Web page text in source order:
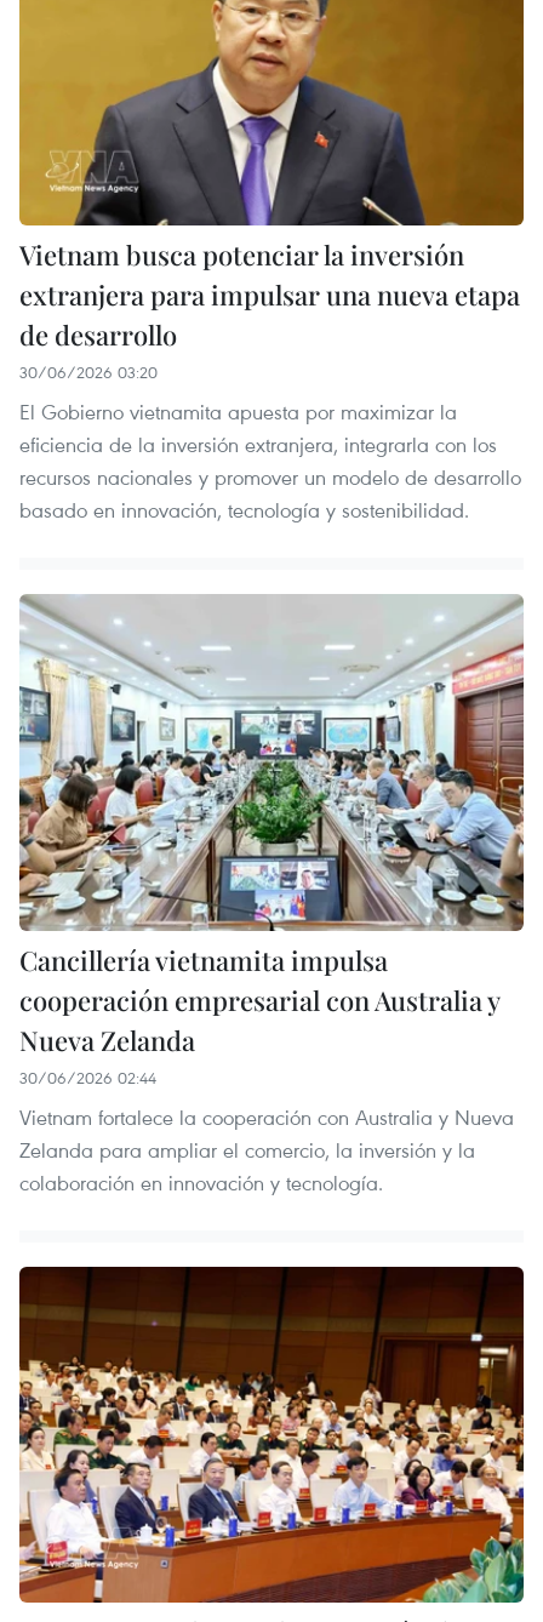
Vietnam busca potenciar la inversión
extranjera para impulsar una nueva etapa
de desarrollo
30/06/2026 03:20
El Gobierno vietnamita apuesta por maximizar la
eficiencia de la inversión extranjera, integrarla con los
recursos nacionales y promover un modelo de desarrollo
basado en innovación, tecnología y sostenibilidad.
Cancillería vietnamita impulsa
cooperación empresarial con Australia y
Nueva Zelanda
30/06/2026 02:44
Vietnam fortalece la cooperación con Australia y Nueva
Zelanda para ampliar el comercio, la inversión y la
colaboración en innovación y tecnología.